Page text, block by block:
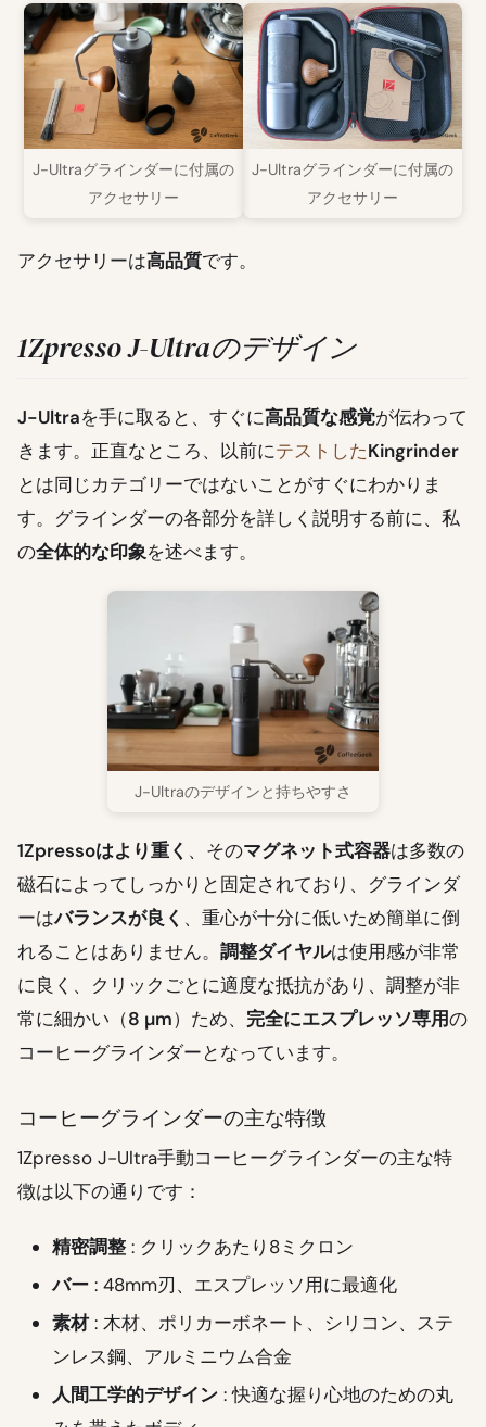
J-Ultraグラインダーに付属の
アクセサリー
J-Ultraグラインダーに付属の
アクセサリー
アクセサリーは高品質です。
1Zpresso J-Ultraのデザイン
J-Ultraを手に取ると、すぐに高品質な感覚が伝わって
きます。正直なところ、以前にテストしたKingrinder
とは同じカテゴリーではないことがすぐにわかりま
す。グラインダーの各部分を詳しく説明する前に、私
の全体的な印象を述べます。
J-Ultraのデザインと持ちやすさ
1Zpressoはより重く 、そのマグネット式容器は多数の
磁石によってしっかりと固定されており、グラインダ
ーはバランスが良く 、重心が十分に低いため簡単に倒
れることはありません。 調整ダイヤルは使用感が非常
に良く、クリックごとに適度な抵抗があり、調整が非
常に細かい（8 µm）ため、 完全にエスプレッソ専用の
コーヒーグラインダーとなっています。
コーヒーグラインダーの主な特徴
1Zpresso J-Ultra手動コーヒーグラインダーの主な特
徴は以下の通りです：
精密調整 : クリックあたり8ミクロン
バー : 48mm刃、エスプレッソ用に最適化
素材: 木材、ポリカーボネート、シリコン、ステ
ンレス鋼、アルミニウム合金
人間工学的デザイン : 快適な握り心地のための丸